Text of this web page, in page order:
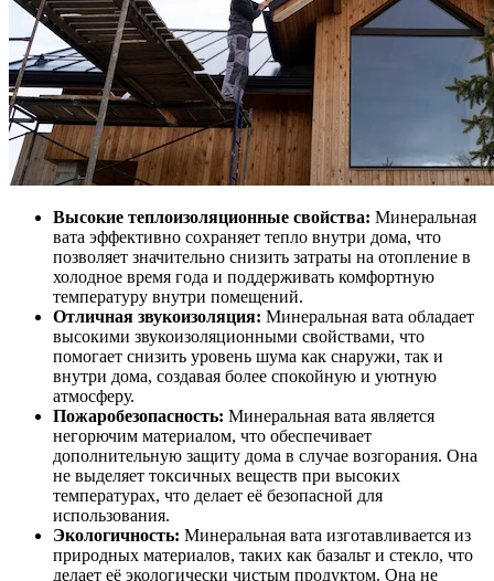
Высокие теплоизоляционные свойства: Минеральная
вата эффективно сохраняет тепло внутри дома, что
позволяет значительно снизить затраты на отопление в
холодное время года и поддерживать комфортную
температуру внутри помещений.
Отличная звукоизоляция: Минеральная вата обладает
высокими звукоизоляционными свойствами, что
помогает снизить уровень шума как снаружи, так и
внутри дома, создавая более спокойную и уютную
атмосферу.
Пожаробезопасность: Минеральная вата является
негорючим материалом, что обеспечивает
дополнительную защиту дома в случае возгорания. Она
не выделяет токсичных веществ при высоких
температурах, что делает её безопасной для
использования.
Экологичность: Минеральная вата изготавливается из
природных материалов, таких как базальт и стекло, что
делает её экологически чистым продуктом. Она не